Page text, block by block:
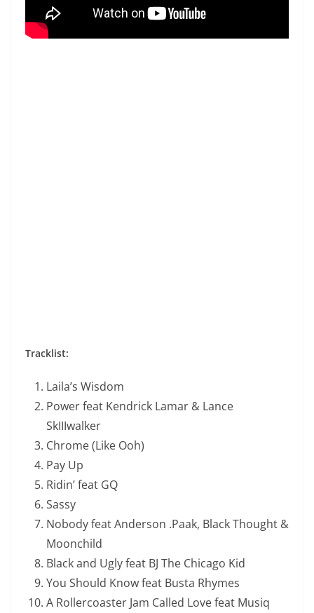
Tracklist:
Laila’s Wisdom
Power feat Kendrick Lamar & Lance
SkIIIwalker
Chrome (Like Ooh)
Pay Up
Ridin’ feat GQ
Sassy
Nobody feat Anderson .Paak, Black Thought &
Moonchild
Black and Ugly feat BJ The Chicago Kid
You Should Know feat Busta Rhymes
A Rollercoaster Jam Called Love feat Musiq